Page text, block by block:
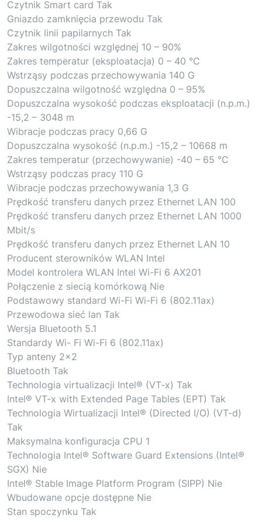
Czytnik Smart card Tak
Gniazdo zamknięcia przewodu Tak
Czytnik linii papilarnych Tak
Zakres wilgotności względnej 10 – 90%
Zakres temperatur (eksploatacja) 0 – 40 °C
Wstrząsy podczas przechowywania 140 G
Dopuszczalna wilgotność względna 0 – 95%
Dopuszczalna wysokość podczas eksploatacji (n.p.m.)
-15,2 – 3048 m
Wibracje podczas pracy 0,66 G
Dopuszczalna wysokość (n.p.m.) -15,2 – 10668 m
Zakres temperatur (przechowywanie) -40 – 65 °C
Wstrząsy podczas pracy 110 G
Wibracje podczas przechowywania 1,3 G
Prędkość transferu danych przez Ethernet LAN 100
Prędkość transferu danych przez Ethernet LAN 1000
Mbit/s
Prędkość transferu danych przez Ethernet LAN 10
Producent sterowników WLAN Intel
Model kontrolera WLAN Intel Wi-Fi 6 AX201
Połączenie z siecią komórkową Nie
Podstawowy standard Wi-Fi Wi-Fi 6 (802.11ax)
Przewodowa sieć lan Tak
Wersja Bluetooth 5.1
Standardy Wi- Fi Wi-Fi 6 (802.11ax)
Typ anteny 2×2
Bluetooth Tak
Technologia virtualizacji Intel® (VT-x) Tak
Intel® VT-x with Extended Page Tables (EPT) Tak
Technologia Wirtualizacji Intel® (Directed I/O) (VT-d)
Tak
Maksymalna konfiguracja CPU 1
Technologia Intel® Software Guard Extensions (Intel®
SGX) Nie
Intel® Stable Image Platform Program (SIPP) Nie
Wbudowane opcje dostępne Nie
Stan spoczynku Tak